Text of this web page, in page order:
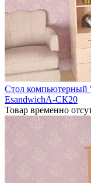
Стол
EsandwichA-СК20
Товар временно